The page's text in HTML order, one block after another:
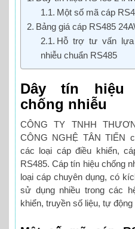
Một số mã cáp
Bảng giá cáp RS485
Hỗ trợ tư vấn lựa
nhiễu chuẩn RS485
Dây tín hiệu
chống nhiễu
CÔNG TY TNHH
CÔNG NGHỆ TÂN TIẾN
các loại cáp điều khiển,
RS485. Cáp tín hiệu chống
loại cáp chuyên dụng, có
sử dụng nhiều trong các
khiển, truyền số liệu, tự động